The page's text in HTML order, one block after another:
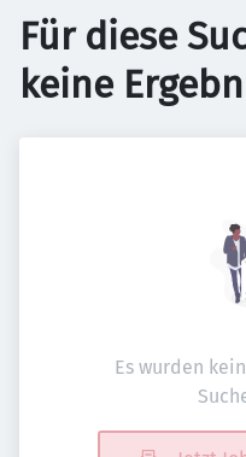
Für diese
keine
Es wurden